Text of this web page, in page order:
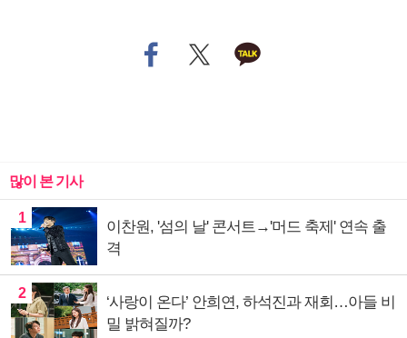
많이 본 기사
1
이찬원, '섬의 날' 콘서트→'머드 축제' 연속 출
격
2
‘사랑이 온다’ 안희연, 하석진과 재회…아들 비
밀 밝혀질까?